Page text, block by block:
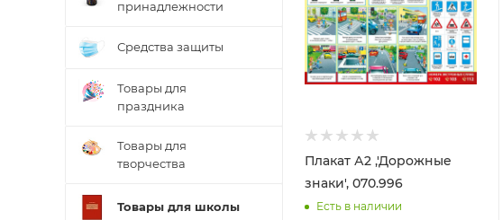
Плакат А2 ,'Дорожные
знаки', 070.996
Есть в наличии
принадлежности
Средства защиты
Товары для
праздника
Товары для
творчества
Товары для школы